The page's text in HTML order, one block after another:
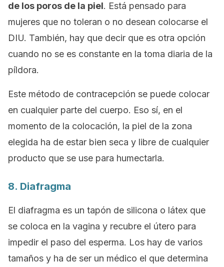
de los poros de la piel. Está pensado para
mujeres que no toleran o no desean colocarse el
DIU. También, hay que decir que es otra opción
cuando no se es constante en la toma diaria de la
píldora.
Este método de contracepción se puede colocar
en cualquier parte del cuerpo. Eso sí, en el
momento de la colocación, la piel de la zona
elegida ha de estar bien seca y libre de cualquier
producto que se use para humectarla.
8. Diafragma
El diafragma es un tapón de silicona o látex que
se coloca en la vagina y recubre el útero para
impedir el paso del esperma. Los hay de varios
tamaños y ha de ser un médico el que determina